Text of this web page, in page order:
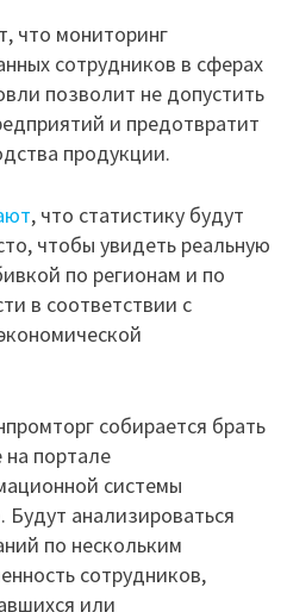
что мониторинг
сотрудников в сферах
позволит не допустить
и предотвратит
продукции.
, что статистику будут
чтобы увидеть реальную
по регионам и по
в соответствии с
собирается брать
портале
системы
анализироваться
по нескольким
сотрудников,
или